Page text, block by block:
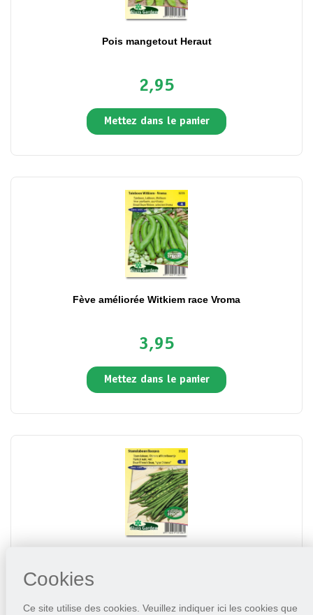
Cookies
Ce site utilise des cookies. Veuillez indiquer ici les cookies que
Pois mangetout Heraut
2,95
Mettez dans le panier
Fève améliorée Witkiem race Vroma
3,95
Mettez dans le panier
3,95